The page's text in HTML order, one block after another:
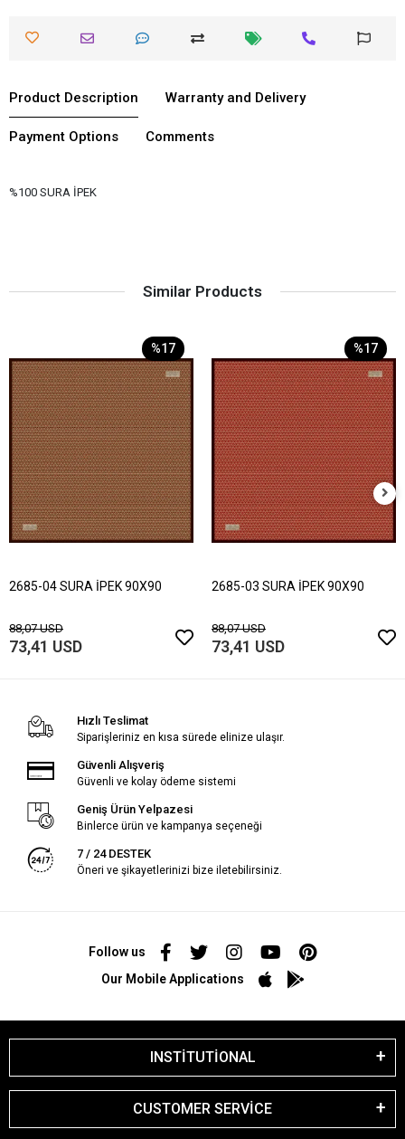
Product Description Warranty and Delivery
Payment Options Comments
%100 SURA İPEK
Similar Products
%17
2685-04 SURA İPEK 90X90
88,07 USD
73,41 USD
%17
2685-03 SURA İPEK 90X90
88,07 USD
73,41 USD
Hızlı Teslimat
Siparişleriniz en kısa sürede elinize ulaşır.
Güvenli Alışveriş
Güvenli ve kolay ödeme sistemi
Geniş Ürün Yelpazesi
Binlerce ürün ve kampanya seçeneği
7 / 24 DESTEK
Öneri ve şikayetlerinizi bize iletebilirsiniz.
Follow us
Our Mobile Applications
INSTİTUTİONAL
CUSTOMER SERVİCE